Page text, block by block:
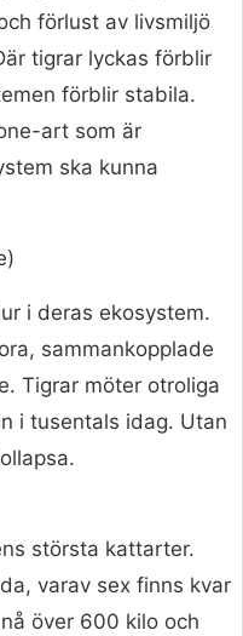
förlust av livsmiljö
tigrar lyckas förblir
förblir stabila.
art som är
ska kunna
i deras ekosystem.
sammankopplade
Tigrar möter otroliga
i tusentals idag. Utan
största kattarter.
varav sex finns kvar
över 600 kilo och